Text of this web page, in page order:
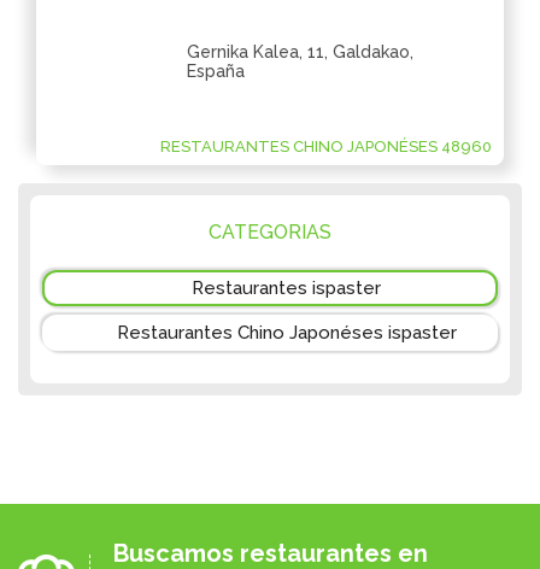
Gernika Kalea, 11, Galdakao,
España
RESTAURANTES CHINO JAPONÉSES 48960
CATEGORIAS
Restaurantes ispaster
Restaurantes Chino Japonéses ispaster
Buscamos restaurantes en